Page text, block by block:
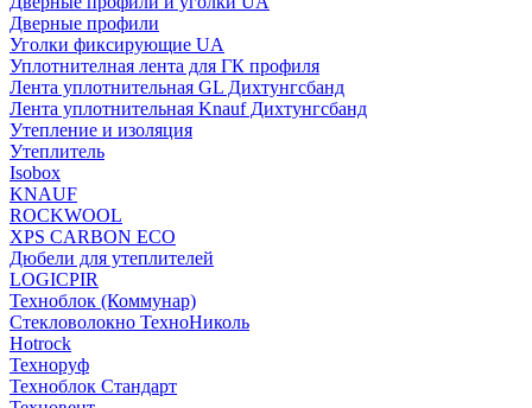
Дверные профили
Уголки фиксирующие UA
Уплотнителная лента для ГК профиля
Лента уплотнительная GL Дихтунгсбанд
Лента уплотнительная Knauf Дихтунгсбанд
Утепление и изоляция
Утеплитель
Isobox
KNAUF
ROCKWOOL
XPS CARBON ECO
Дюбели для утеплителей
LOGICPIR
Техноблок (Коммунар)
Стекловолокно ТехноНиколь
Hotrock
Технoруф
Техноблок Стандарт